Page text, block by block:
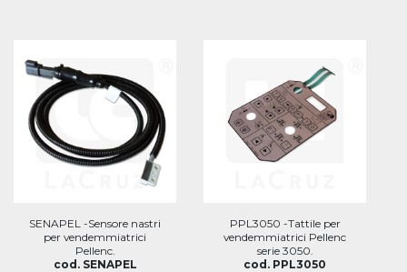
SENAPEL -Sensore nastri
per vendemmiatrici
Pellenc.
cod. SENAPEL
PPL3050 -Tattile per
vendemmiatrici Pellenc
serie 3050.
cod. PPL3050